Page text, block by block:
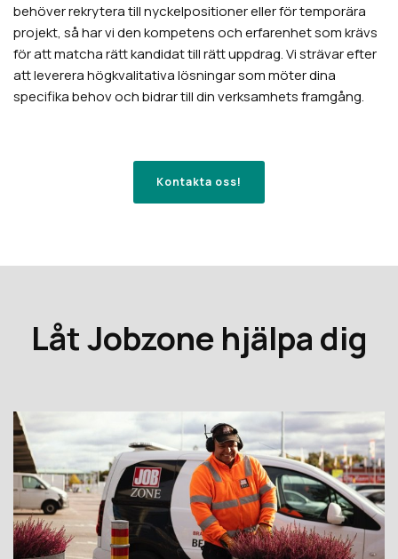
behöver rekrytera till nyckelpositioner eller för temporära
projekt, så har vi den kompetens och erfarenhet som krävs
för att matcha rätt kandidat till rätt uppdrag. Vi strävar efter
att leverera högkvalitativa lösningar som möter dina
specifika behov och bidrar till din verksamhets framgång.
Kontakta oss!
Låt Jobzone hjälpa dig